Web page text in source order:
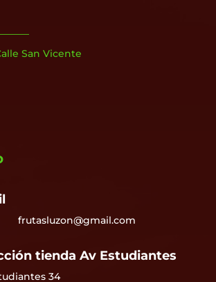
San Vicente
frutasluzon@gmail.com
tienda Av Estudiantes
34